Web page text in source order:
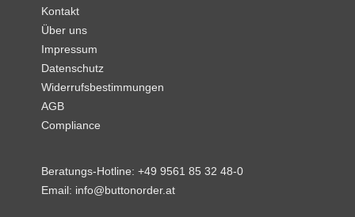
Kontakt
Über uns
Impressum
Datenschutz
Widerrufsbestimmungen
AGB
Compliance
Beratungs-Hotline:+49 9561 85 32 48-0
Email: info@buttonorder.at